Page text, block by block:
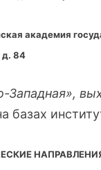
академия
д. 84
базах